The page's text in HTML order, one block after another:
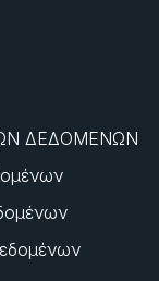
ΔΕΔΟΜΕΝΩΝ